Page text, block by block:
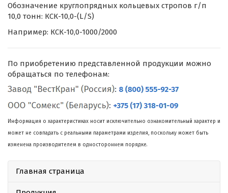
Обозначение круглопрядных кольцевых стропов г/п
10,0 тонн: КСК-10,0-(L/S)
Например: КСК-10,0-1000/2000
По приобретению представленной продукции можно
обращаться по телефонам:
Информация о характеристиках носит исключительно ознакомительный характер и
может не совпадать с реальными параметрами изделия, поскольку может быть
изменена производителем в одностороннем порядке.
Главная страница